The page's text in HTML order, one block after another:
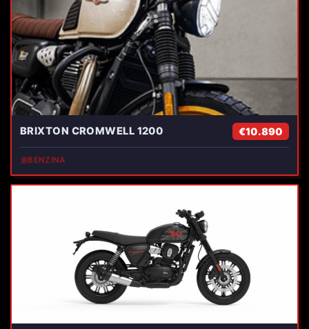
BRIXTON CROMWELL 1200 €10.890
⛽BENZINA